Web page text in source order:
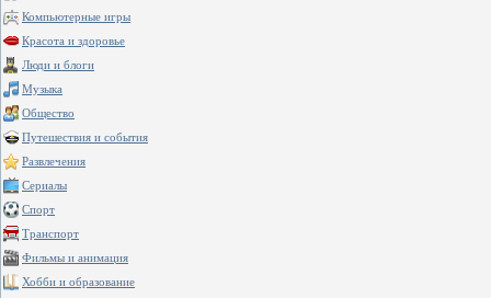
Компьютерные игры
Красота и здоровье
Люди и блоги
Музыка
Общество
Путешествия и события
Развлечения
Сериалы
Спорт
Транспорт
Фильмы и анимация
Хобби и образование